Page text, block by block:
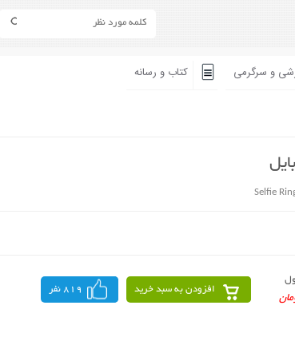
و سرگرمی کتاب و رسانه
Selfie
افزودن به سبد خرید 819 نفر